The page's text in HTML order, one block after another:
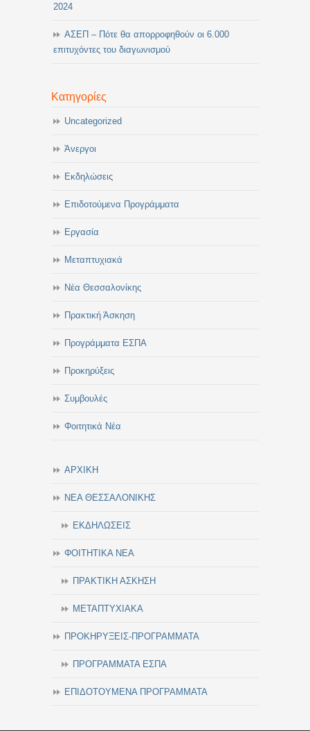
2024
ΑΣΕΠ – Πότε θα απορροφηθούν οι 6.000
επιτυχόντες του διαγωνισμού
Κατηγορίες
Uncategorized
Άνεργοι
Εκδηλώσεις
Επιδοτούμενα Προγράμματα
Εργασία
Μεταπτυχιακά
Νέα Θεσσαλονίκης
Πρακτική Άσκηση
Προγράμματα ΕΣΠΑ
Προκηρύξεις
Συμβουλές
Φοιτητικά Νέα
ΑΡΧΙΚΗ
ΝΕΑ ΘΕΣΣΑΛΟΝΙΚΗΣ
ΕΚΔΗΛΩΣΕΙΣ
ΦΟΙΤΗΤΙΚΑ ΝΕΑ
ΠΡΑΚΤΙΚΗ ΑΣΚΗΣΗ
ΜΕΤΑΠΤΥΧΙΑΚΑ
ΠΡΟΚΗΡΥΞΕΙΣ-ΠΡΟΓΡΑΜΜΑΤΑ
ΠΡΟΓΡΑΜΜΑΤΑ ΕΣΠΑ
ΕΠΙΔΟΤΟΥΜΕΝΑ ΠΡΟΓΡΑΜΜΑΤΑ